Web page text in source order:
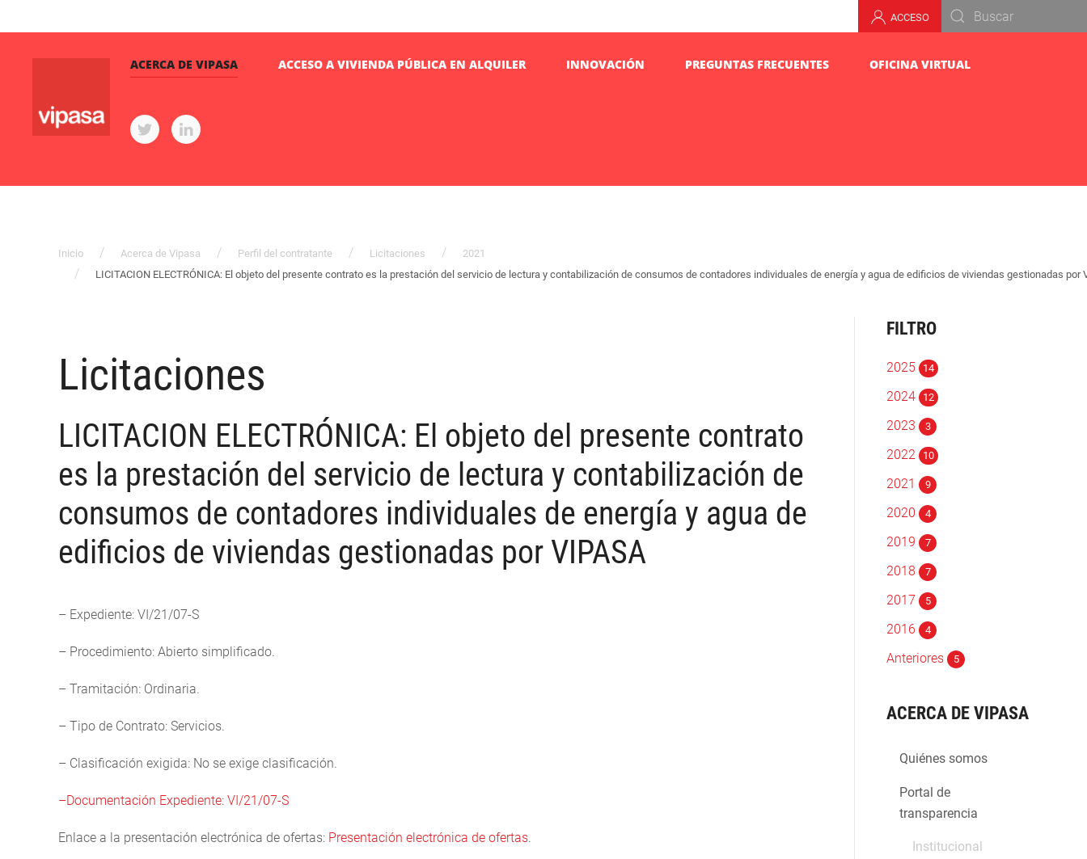
ACCESO
ACERCA DE VIPASA ACCESO A VIVIENDA PÚBLICA EN ALQUILER INNOVACIÓN PREGUNTAS FRECUENTES OFICINA VIRTUAL
Inicio Acerca de Vipasa Perfil del contratante Licitaciones
2021
LICITACION ELECTRÓNICA: El objeto del presente contrato es la prestación del servicio de lectura y contabilización de consumos de contadores individuales de energía y agua de edificios de viviendas gestionadas por
Licitaciones
LICITACION ELECTRÓNICA: El objeto del presente contrato
es la prestación del servicio de lectura y contabilización de
consumos de contadores individuales de energía y agua de
edificios de viviendas gestionadas por VIPASA
– Expediente: VI/21/07-S
– Procedimiento: Abierto simplificado.
– Tramitación: Ordinaria.
– Tipo de Contrato: Servicios.
– Clasificación exigida: No se exige clasificación.
–Documentación Expediente: VI/21/07-S
Enlace a la presentación electrónica de ofertas: Presentación electrónica de ofertas.
FILTRO
2025 14
2024 12
2023 3
2022 10
2021 9
2020 4
2019 7
2018 7
2017 5
2016 4
Anteriores 5
ACERCA DE VIPASA
Quiénes somos
Portal de
transparencia
Institucional